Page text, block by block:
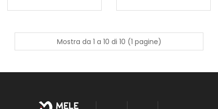
Mostra da 1 a 10 di 10 (1 pagine)